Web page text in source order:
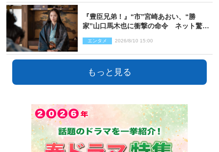
『豊臣兄弟！』“市”宮崎あおい、“勝
家”山口馬木也に衝撃の命令 ネット驚き
あり）
エンタメ 2026/8/10 15:00
もっと見る